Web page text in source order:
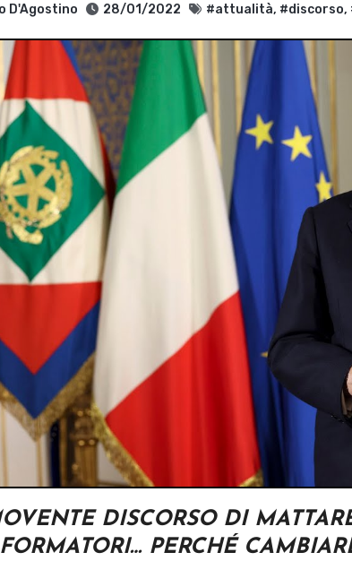
D'Agostino 28/01/2022 #attualità, #discorso,
DISCORSO DI
PERCHÉ